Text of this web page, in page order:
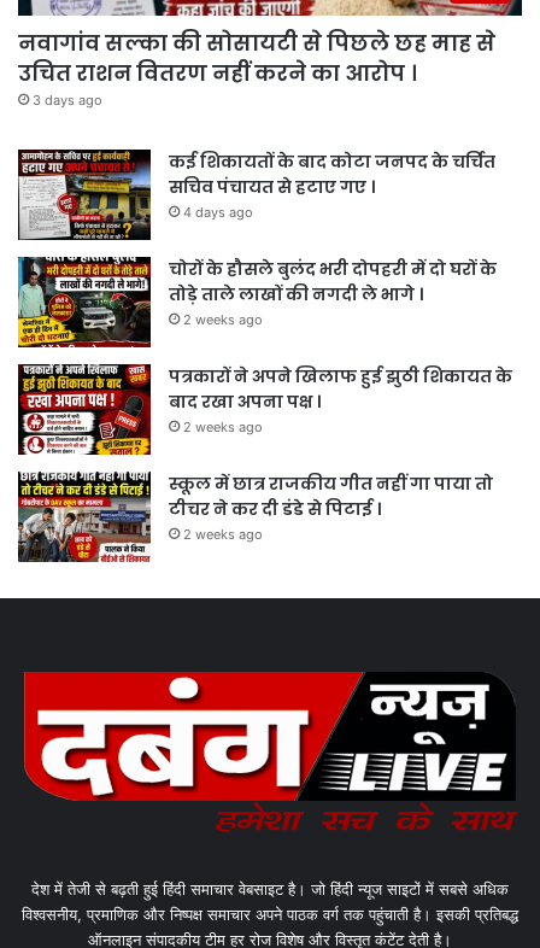
नवागांव सल्का की सोसायटी से पिछले छह माह से
उचित राशन वितरण नहीं करने का आरोप ।
3 days ago
कई शिकायतों के बाद कोटा जनपद के चर्चित
सचिव पंचायत से हटाए गए ।
4 days ago
चोरों के हौसले बुलंद भरी दोपहरी में दो घरों के
तोड़े ताले लाखों की नगदी ले भागे ।
2 weeks ago
पत्रकारों ने अपने खिलाफ हुई झुठी शिकायत के
बाद रखा अपना पक्ष ।
2 weeks ago
स्कूल में छात्र राजकीय गीत नहीं गा पाया तो
टीचर ने कर दी डंडे से पिटाई ।
2 weeks ago
देश में तेजी से बढ़ती हुई हिंदी समाचार वेबसाइट है। जो हिंदी न्यूज साइटों में सबसे अधिक
विश्वसनीय, प्रमाणिक और निष्पक्ष समाचार अपने पाठक वर्ग तक पहुंचाती है। इसकी प्रतिबद्ध
ऑनलाइन संपादकीय टीम हर रोज विशेष और विस्तृत कंटेंट देती है।